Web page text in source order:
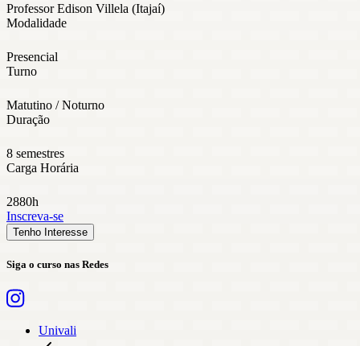
Professor Edison Villela (Itajaí)
Modalidade
Presencial
Turno
Matutino / Noturno
Duração
8 semestres
Carga Horária
2880h
Inscreva-se
Tenho Interesse
Siga o curso nas Redes
Univali